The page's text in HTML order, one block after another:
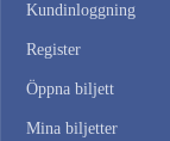
Kundinloggning
Register
Öppna biljett
Mina biljetter